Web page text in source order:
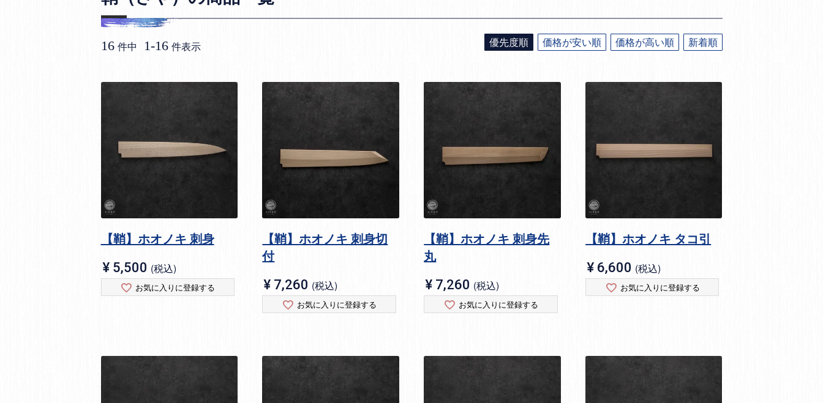
優先度順 価格が安い順 価格が高い順 新着順
16 件中 1-16 件表示
【鞘】ホオノキ 刺身
¥ 5,500 税込
お気に入りに登録する
【鞘】ホオノキ 刺身切
付
¥ 7,260 税込
お気に入りに登録する
【鞘】ホオノキ 刺身先
丸
¥ 7,260 税込
お気に入りに登録する
【鞘】ホオノキ タコ引
¥ 6,600 税込
お気に入りに登録する